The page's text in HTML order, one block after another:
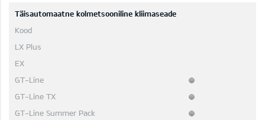
Täisautomaatne kolmetsooniline kliimaseade